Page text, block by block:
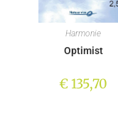
Harmonie
Optimist
€135,70